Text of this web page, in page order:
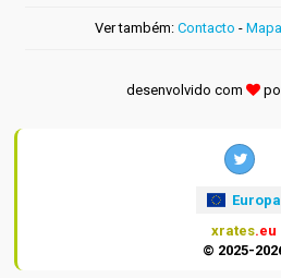
Ver também: Contacto -
desenvolvido com
Europa
xrates.eu
© 2025-